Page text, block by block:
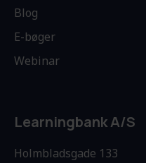
Blog
E-bøger
Webinar
Learningbank A/S
Holmbladsgade 133